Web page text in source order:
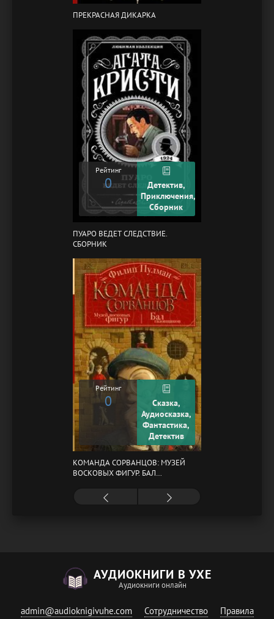
ПРЕКРАСНАЯ ДИКАРКА
Рейтинг
0
Детектив,
Приключения,
Сборник
ПУАРО ВЕДЕТ СЛЕДСТВИЕ.
СБОРНИК
Рейтинг
0
Сказка,
Аудиосказка,
Фантастика,
Детектив
КОМАНДА СОРВАНЦОВ: МУЗЕЙ
ВОСКОВЫХ ФИГУР. БАЛ
АУДИОКНИГИ В УХЕ
Аудиокниги онлайн
admin@audioknigivuhe.com Сотрудничество Правила